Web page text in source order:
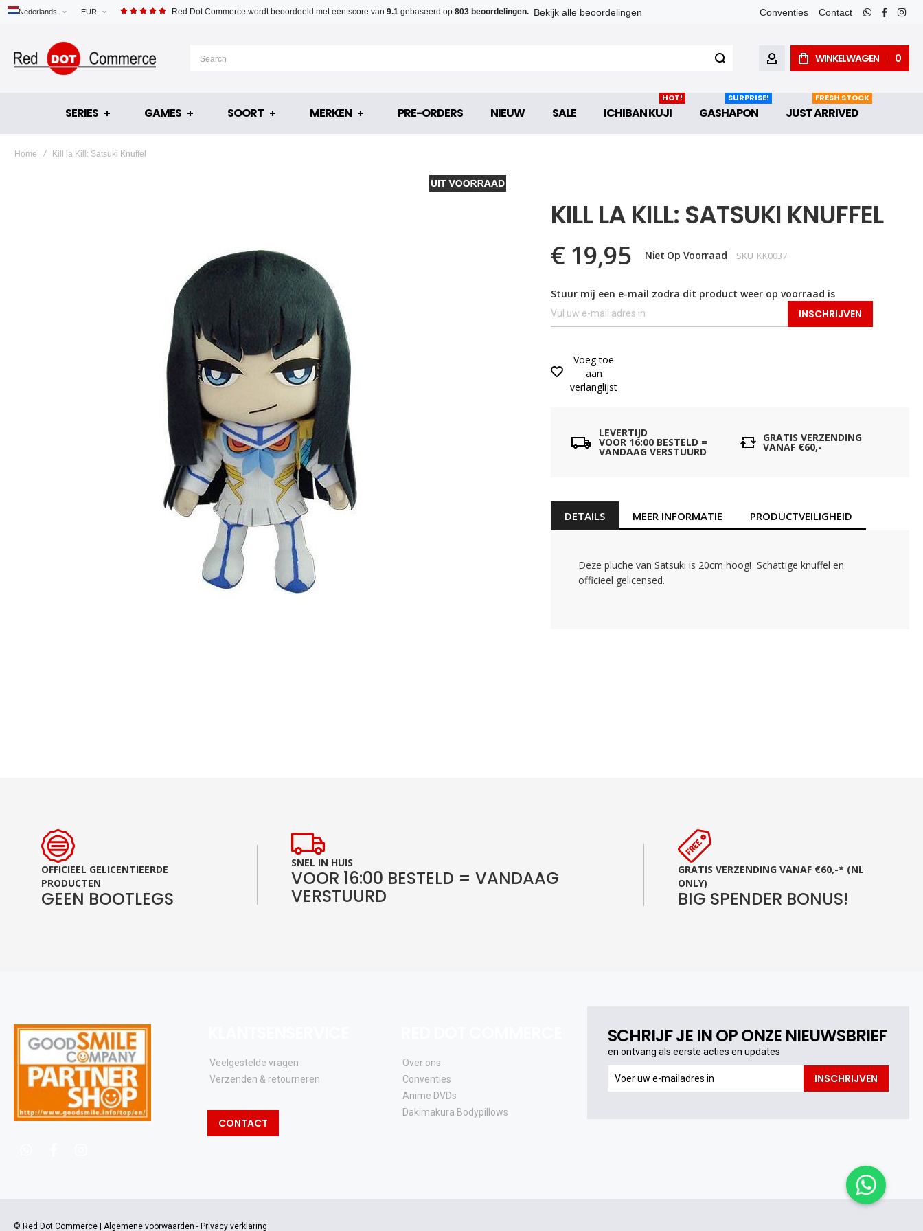
EUR
Nederlands Red Dot Commerce wordt beoordeeld met een score van 9.1 gebaseerd op 803 beoordelingen. Bekijk alle beoordelingen Conventies Contact
whatsapp
facebook
ACCOUNTWINKELWAGEN 0
SERIES GAMES SOORT MERKEN PRE-ORDERS NIEUW SALE ICHIBAN KUJI
HOT!
GASHAPON
SURPRISE!
JUST ARRIVED
FRESH STOCK
Home Kill la Kill: Satsuki Knuffel
KILL LA KILL: SATSUKI KNUFFEL
€ 19,95 Niet Op Voorraad SKU KK0037
Stuur mij een e-mail zodra dit product weer op voorraad is
INSCHRIJVEN
Voeg toe
aan
verlanglijst
LEVERTIJD
VOOR 16:00 BESTELD =
VANDAAG VERSTUURD
GRATIS VERZENDING
VANAF €60,-
DETAILS
Deze pluche van Satsuki is 20cm hoog! Schattige knuffel en
officieel gelicensed.
MEER INFORMATIE PRODUCTVEILIGHEID
OFFICIEEL GELICENTIEERDE
PRODUCTEN
GEEN BOOTLEGS
SNEL IN HUIS
VOOR 16:00 BESTELD = VANDAAG
VERSTUURD
GRATIS VERZENDING VANAF €60,-* (NL
ONLY)
BIG SPENDER BONUS!
SCHRIJF JE IN OP ONZE NIEUWSBRIEF
en ontvang als eerste acties en updates
ontvang
INSCHRIJVEN
Veelgestelde vragen
Verzenden & retourneren
CONTACT
Over ons
Conventies
Anime DVDs
Dakimakura Bodypillows
© Red Dot Commerce | Algemene voorwaarden - Privacy verklaring